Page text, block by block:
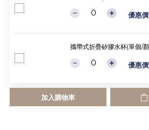
優惠
攜帶式折疊矽膠水杯(單個/
優惠
加入購物車